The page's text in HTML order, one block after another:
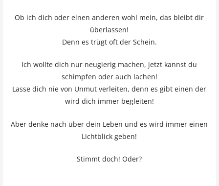
Ob ich dich oder einen anderen wohl mein, das bleibt dir
überlassen!
Denn es trügt oft der Schein.
Ich wollte dich nur neugierig machen, jetzt kannst du
schimpfen oder auch lachen!
Lasse dich nie von Unmut verleiten, denn es gibt einen der
wird dich immer begleiten!
Aber denke nach über dein Leben und es wird immer einen
Lichtblick geben!
Stimmt doch! Oder?